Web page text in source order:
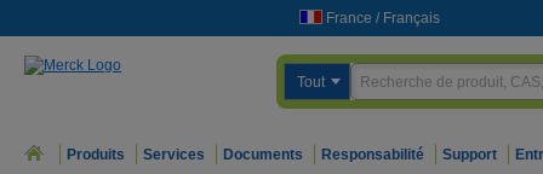
France / Français
Tout
Produits Services Documents Responsabilité Support